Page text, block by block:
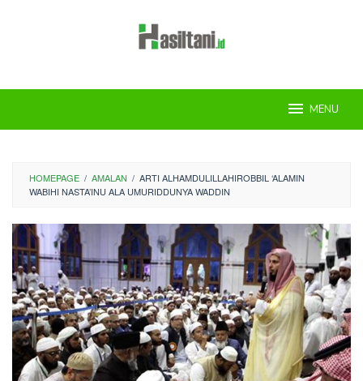
MENU
HOMEPAGE / AMALAN / ARTI ALHAMDULILLAHIROBBIL ‘ALAMIN
WABIHI NASTA’INU ALA UMURIDDUNYA WADDIN